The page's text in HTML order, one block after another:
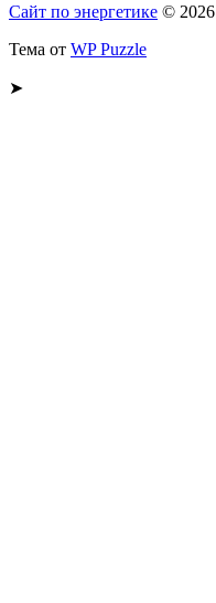
Сайт по энергетике © 2026
Тема от WP Puzzle
➤